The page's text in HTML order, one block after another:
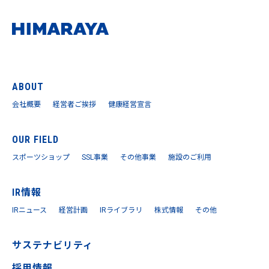
ABOUT
会社概要 経営者ご挨拶 健康経営宣言
OUR FIELD
スポーツショップ SSL事業 その他事業 施設のご利用
IR情報
IRニュース 経営計画 IRライブラリ 株式情報 その他
サステナビリティ